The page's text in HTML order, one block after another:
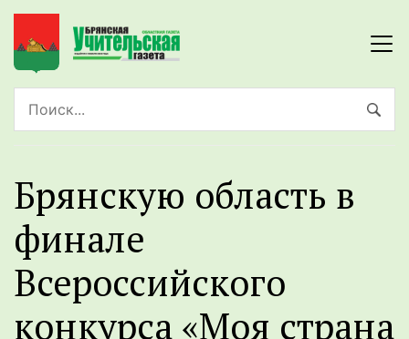
Брянскую область в
финале
Всероссийского
конкурса «Моя страна